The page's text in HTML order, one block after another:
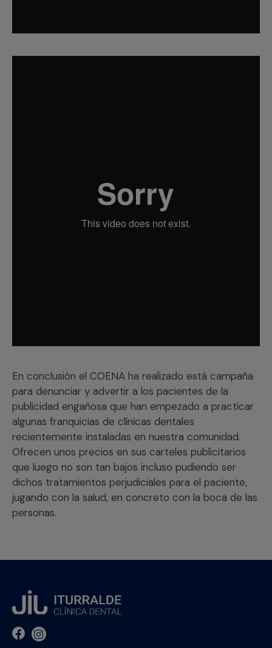
En conclusión el COENA ha realizado está campaña
para denunciar y advertir a los pacientes de la
publicidad engañosa que han empezado a practicar
algunas franquicias de clínicas dentales
recientemente instaladas en nuestra comunidad.
Ofrecen unos precios en sus carteles publicitarios
que luego no son tan bajos incluso pudiendo ser
dichos tratamientos perjudiciales para el paciente,
jugando con la salud, en concreto con la boca de las
personas.